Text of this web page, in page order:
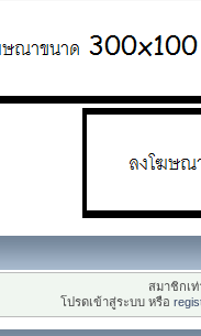
สมาชิกเ
โปรดเข้าสู่ระบบ หรือ